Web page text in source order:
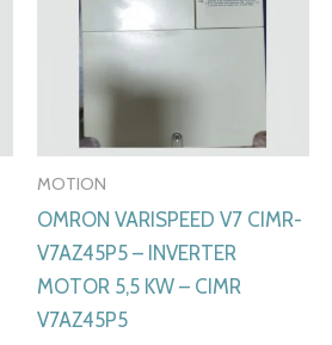
MOTION
OMRON VARISPEED V7 CIMR-
V7AZ45P5 – INVERTER
MOTOR 5,5 KW – CIMR
V7AZ45P5